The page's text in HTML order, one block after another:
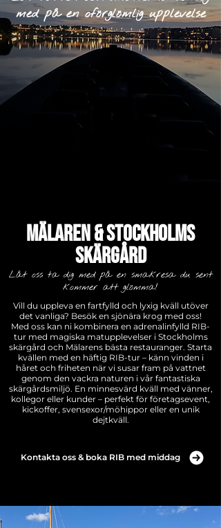
med på en oförglömlig upplevelse
Mälaren & Stockholms
skärgård
Låt oss ta dig med på en smakresa du sent
kommer att glömma!
Vill du uppleva en fartfylld och lyxig kväll utöver
det vanliga? Besök en sjönära krog med oss!
Med oss kan ni kombinera en adrenalinfylld RIB-
tur med magiska matupplevelser i Stockholms
skärgård och Mälarens bästa restauranger. Starta
kvällen med en häftig RIB-tur – känn vinden i
håret och friheten när vi susar fram på vattnet
genom den vackra naturen i vår fantastiska
skärgårdsmiljö. En minnesvärd kväll med vänner,
kollegor eller kunder – perfekt för företagsevent,
kickoffer, svensexor/möhippor eller en unik
dejtkväll.​​
Kontakta oss & boka RIB med middag